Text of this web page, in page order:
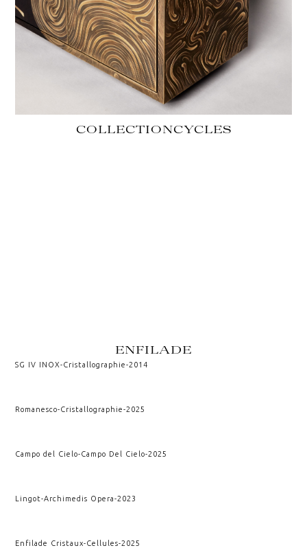
COLLECTIONCYCLES
ENFILADE
SG IV INOX-Cristallographie-2014
Romanesco-Cristallographie-2025
Campo del Cielo-Campo Del Cielo-2025
Lingot-Archimedis Opera-2023
Enfilade Cristaux-Cellules-2025